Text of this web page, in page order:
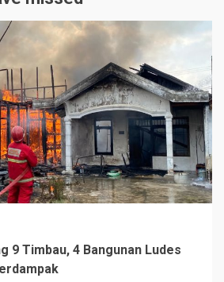
9 Timbau, 4 Bangunan Ludes